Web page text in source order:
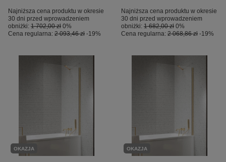
Najniższa cena produktu w okresie
30 dni przed wprowadzeniem
obniżki: 1 702,00 zł 0%
Cena regularna: 2 093,46 zł -19%
Najniższa cena produktu w okresie
30 dni przed wprowadzeniem
obniżki: 1 682,00 zł 0%
Cena regularna: 2 068,86 zł -19%
OKAZJA OKAZJA